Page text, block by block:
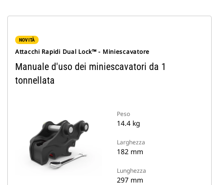
NOVITÀ
Attacchi Rapidi Dual Lock™ - Miniescavatore
Manuale d'uso dei miniescavatori da 1
tonnellata
Peso
14.4 kg
Larghezza
182 mm
Lunghezza
297 mm